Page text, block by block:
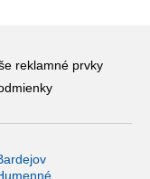
reklamné prvky